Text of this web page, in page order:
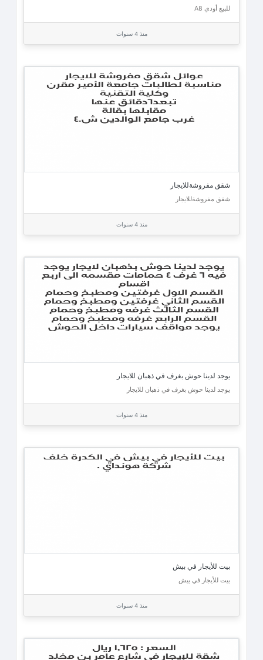
للبيع أودي A8
منذ 4 سنوات
شقق مفروشةللايجار
شقق مفروشةللايجار
منذ 4 سنوات
يوجد لدينا حوش بغرف في ذهبان للايجار
يوجد لدينا حوش بغرف في ذهبان للايجار
منذ 4 سنوات
بيت للأيجار في بيش
بيت للأيجار في بيش
منذ 4 سنوات